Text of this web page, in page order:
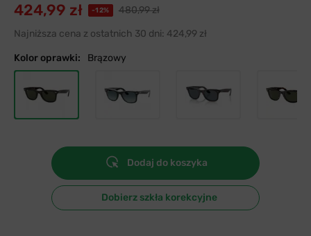
424,99 zł -12%
480,99 zł
Najniższa cena z ostatnich 30 dni: 424,99 zł
Kolor oprawki: Brązowy
Dodaj do koszyka
Dobierz szkła korekcyjne